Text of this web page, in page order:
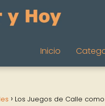
Inicio
Los Juegos de Calle